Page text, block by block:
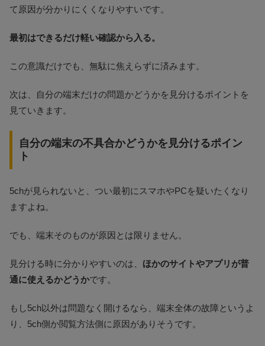
て原因が分かりにくくなりやすいです。
最初はできるだけ軽い確認から入る。
この意識だけでも、無駄に焦えらずに済みます。
次は、自分の端末だけの問題かどうかを見分けるポイントを
見ていきます。
自分の端末の不具合かどうかを見分けるポイン
ト
5chが見られないと、つい最初にスマホやPCを疑いたくなり
ますよね。
でも、端末そのものが原因とは限りません。
見分ける時に分かりやすいのは、 ほかのサイトやアプリが普
通に使えるかどうかです。
もし5ch以外は問題なく開けるなら、端末全体の故障というよ
り、5ch側か閲覧方法側に原因がありそうです。